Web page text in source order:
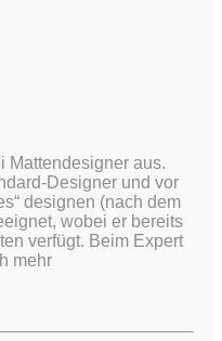
Mattendesigner aus.
Designer und vor
designen (nach dem
wobei er bereits
verfügt. Beim Expert
mehr